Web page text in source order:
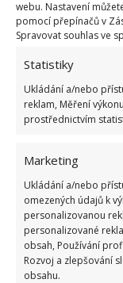
webu. Nastavení
pomocí přepínačů v
Spravovat souhlas ve
Statistiky
Ukládání a/nebo
reklam, Měření
prostřednictvím
Marketing
Ukládání a/nebo
omezených údajů k
personalizovanou
personalizované
obsah, Používání
Rozvoj a zlepšování
obsahu.